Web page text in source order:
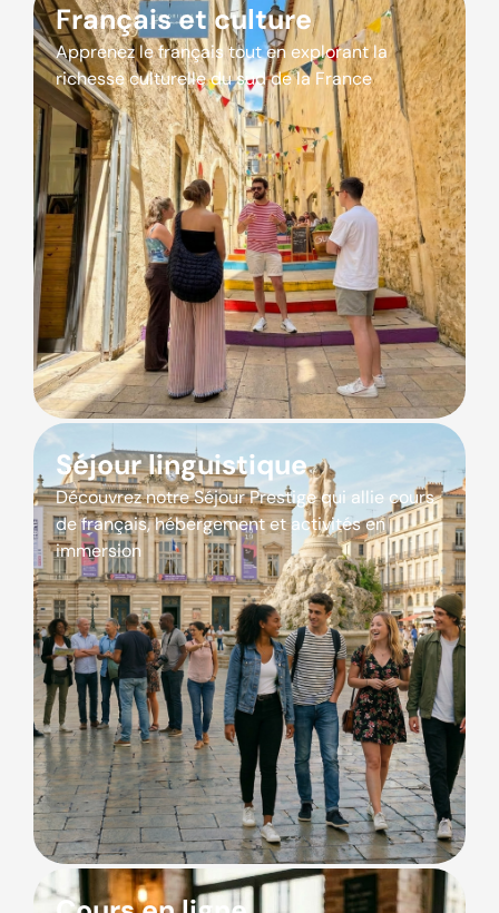
Français et culture
Apprenez le français tout en explorant la
richesse culturelle du sud de la France
Séjour linguistique
Découvrez notre Séjour Prestige qui allie cours
de français, hébergement et activités en
immersion